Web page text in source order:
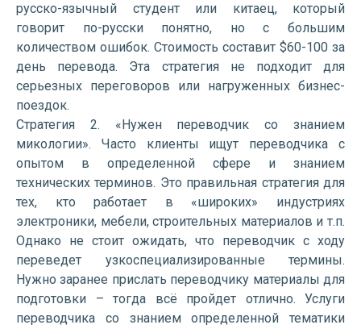
русско-язычный студент или китаец, который
говорит по-русски понятно, но с большим
количеством ошибок. Стоимость составит $60-100 за
день перевода. Эта стратегия не подходит для
серьезных переговоров или нагруженных бизнес-
поездок.
Стратегия 2. «Нужен переводчик со знанием
микологии». Часто клиенты ищут переводчика с
опытом в определенной сфере и знанием
технических терминов. Это правильная стратегия для
тех, кто работает в «широких» индустриях
электроники, мебели, строительных материалов и т.п.
Однако не стоит ожидать, что переводчик с ходу
переведет узкоспециализированные термины.
Нужно заранее прислать переводчику материалы для
подготовки – тогда всё пройдет отлично. Услуги
переводчика со знанием определенной тематики